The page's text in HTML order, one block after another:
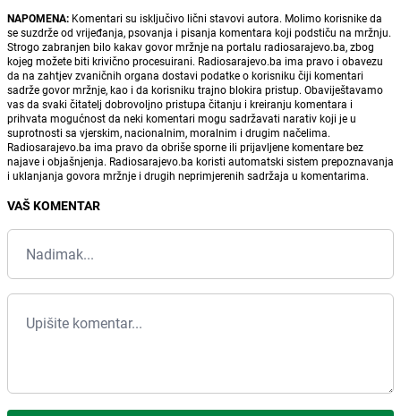
NAPOMENA: Komentari su isključivo lični stavovi autora. Molimo korisnike da
se suzdrže od vrijeđanja, psovanja i pisanja komentara koji podstiču na mržnju.
Strogo zabranjen bilo kakav govor mržnje na portalu radiosarajevo.ba, zbog
kojeg možete biti krivično procesuirani. Radiosarajevo.ba ima pravo i obavezu
da na zahtjev zvaničnih organa dostavi podatke o korisniku čiji komentari
sadrže govor mržnje, kao i da korisniku trajno blokira pristup. Obaviještavamo
vas da svaki čitatelj dobrovoljno pristupa čitanju i kreiranju komentara i
prihvata mogućnost da neki komentari mogu sadržavati narativ koji je u
suprotnosti sa vjerskim, nacionalnim, moralnim i drugim načelima.
Radiosarajevo.ba ima pravo da obriše sporne ili prijavljene komentare bez
najave i objašnjenja. Radiosarajevo.ba koristi automatski sistem prepoznavanja
i uklanjanja govora mržnje i drugih neprimjerenih sadržaja u komentarima.
VAŠ KOMENTAR